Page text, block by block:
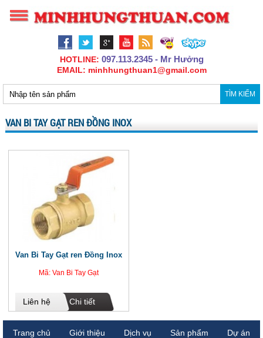
HOTLINE: 097.113.2345 - Mr Hưởng
EMAIL: minhhungthuan1@gmail.com
TÌM KIẾM
VAN BI TAY GẠT REN ĐỒNG INOX
Van Bi Tay Gạt ren Đồng Inox
Mã: Van Bi Tay Gạt
Liên hệ Chi tiết
Trang chủ Giới thiệu Dịch vụ Sản phẩm Dự án